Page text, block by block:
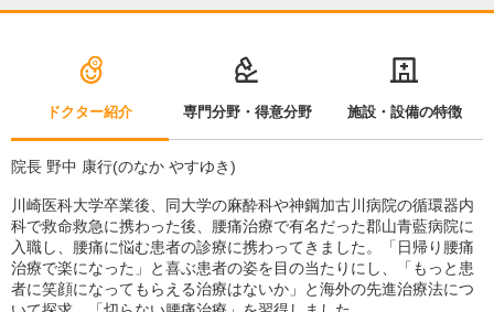
ドクター紹介 専門分野・得意分野 施設・設備の特徴
院長 野中 康行(のなか やすゆき)
川崎医科大学卒業後、同大学の麻酔科や神鋼加古川病院の循環器内
科で救命救急に携わった後、腰痛治療で有名だった郡山青藍病院に
入職し、腰痛に悩む患者の診療に携わってきました。「日帰り腰痛
治療で楽になった」と喜ぶ患者の姿を目の当たりにし、「もっと患
者に笑顔になってもらえる治療はないか」と海外の先進治療法につ